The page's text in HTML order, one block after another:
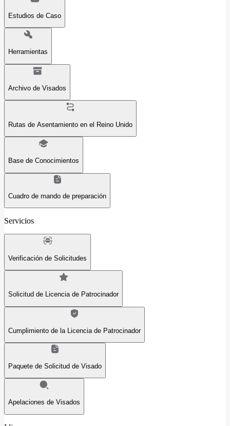
Estudios de Caso
Herramientas
Archivo de Visados
Rutas de Asentamiento en el Reino Unido
Base de Conocimientos
Cuadro de mando de preparación
Servicios
Verificación de Solicitudes
Solicitud de Licencia de Patrocinador
Cumplimiento de la Licencia de Patrocinador
Paquete de Solicitud de Visado
Apelaciones de Visados